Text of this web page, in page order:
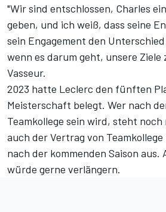
"Wir sind entschlossen, Charles
geben, und ich weiß, dass seine
sein Engagement den
wenn es darum geht, unsere Ziele
Vasseur.
2023 hatte Leclerc den fünften
Meisterschaft belegt. Wer nach
Teamkollege sein wird, steht
auch der Vertrag von
nach der kommenden Saison aus.
würde gerne verlängern.